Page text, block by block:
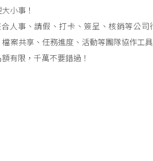
小事！
合人事、請假、打卡、簽呈、核銷等公
檔案共享、任務進度、活動等團隊協作工
有限，千萬不要錯過！